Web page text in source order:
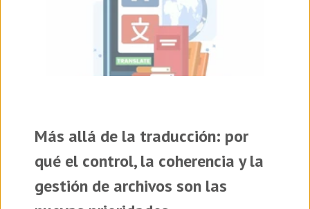
Más allá de la traducción: por
qué el control, la coherencia y la
gestión de archivos son las